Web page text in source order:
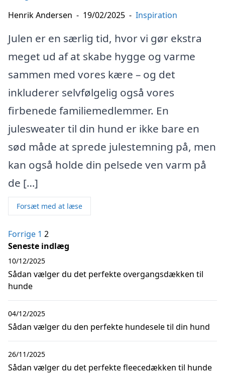
Henrik Andersen - 19/02/2025 - Inspiration
Julen er en særlig tid, hvor vi gør ekstra
meget ud af at skabe hygge og varme
sammen med vores kære – og det
inkluderer selvfølgelig også vores
firbenede familiemedlemmer. En
julesweater til din hund er ikke bare en
sød måde at sprede julestemning på, men
kan også holde din pelsede ven varm på
de […]
Forsæt med at læse
Indlægsinddeling
Forrige 1 2
Seneste indlæg
Sådan vælger du det perfekte overgangsdækken til
hunde
10/12/2025
Sådan vælger du den perfekte hundesele til din hund
04/12/2025
Sådan vælger du det perfekte fleecedækken til hunde
26/11/2025